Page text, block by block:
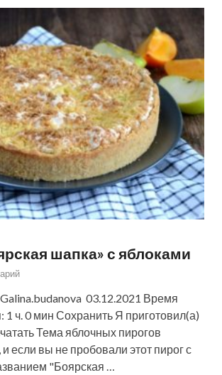
шапка» с яблоками
03.12.2021 Время
1 ч. 0 мин Сохранить Я приготовил(а)
Тема яблочных пирогов
если вы не пробовали этот пирог с
"Боярская …